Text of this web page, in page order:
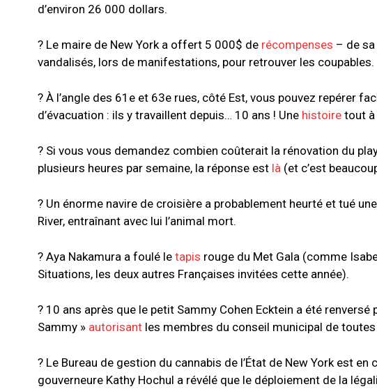
d’environ 26 000 dollars.
? Le maire de New York a offert 5 000$ de récompenses – de
vandalisés, lors de manifestations, pour retrouver les coupables.
? À l’angle des 61e et 63e rues, côté Est, vous pouvez repérer
d’évacuation : ils y travaillent depuis… 10 ans ! Une histoire tout à
? Si vous vous demandez combien coûterait la rénovation du
plusieurs heures par semaine, la réponse est là (et c’est
? Un énorme navire de croisière a probablement heurté et tué une
River, entraînant avec lui l’animal mort.
? Aya Nakamura a foulé le tapis rouge du Met Gala (comme
Situations, les deux autres Françaises invitées cette année).
? 10 ans après que le petit Sammy Cohen Ecktein a été
Sammy » autorisant les membres du conseil municipal de
? Le Bureau de gestion du cannabis de l’État de New York est en
gouverneure Kathy Hochul a révélé que le déploiement de la